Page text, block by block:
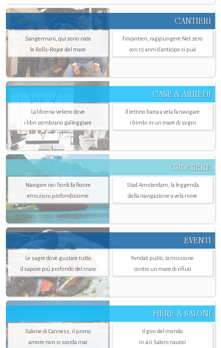
CANTIERI
Sangermani, qui sono nate
le Rolls-Royce del mare
Fincantieri, raggiungere Net zero
con 15 anni d'anticipo si può
CASE & ARREDI
La libreria-veliero dove
i libri sembrano galleggiare
Il lettino barca a vela fa navigare
i bimbi in un mare di sogni
CROCIERE
Navigare nei fiordi fa fiorire
emozioni profondissime
Stad Amsterdam, la leggenda
della navigazione a vela rivive
EVENTI
Le sagre dove gustare tutto
il sapore più profondo del mare
Fondali puliti, la missione
contro un mare di rifiuti
FIERE & SALONI
Salone di Canness, il primo
amore non si scorda mai
Il giro del mondo
in 40 Saloni nautici